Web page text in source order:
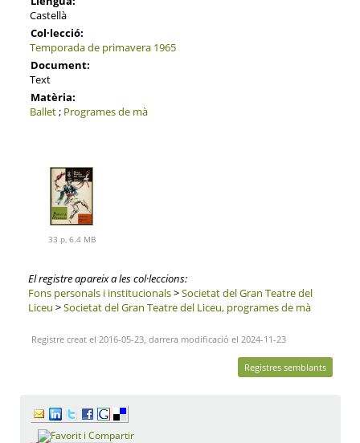
Castellà
Col·lecció:
Temporada de primavera 1965
Document:
Text
Matèria:
Ballet; Programes de mà
33 p, 6.4 MB
El registre apareix a les col·leccions:
Fons personals i institucionals>Societat del Gran Teatre del
Liceu >Societat del Gran Teatre del Liceu, programes de mà
Registre creat el 2016-05-23, darrera modificació el 2024-11-23
Registres semblants